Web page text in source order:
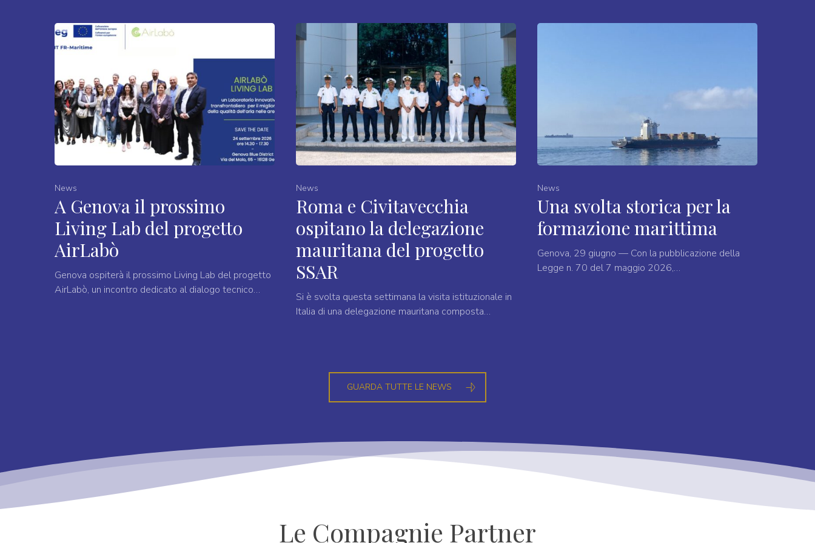
News
A Genova il prossimo
Living Lab del progetto
AirLabò
Genova ospiterà il prossimo Living Lab del progetto
AirLabò, un incontro dedicato al dialogo tecnico…
News
Roma e Civitavecchia
ospitano la delegazione
mauritana del progetto
SSAR
Si è svolta questa settimana la visita istituzionale in
Italia di una delegazione mauritana composta…
News
Una svolta storica per la
formazione marittima
Genova, 29 giugno — Con la pubblicazione della
Legge n. 70 del 7 maggio 2026,…
GUARDA TUTTE LE NEWS
Le Compagnie Partner